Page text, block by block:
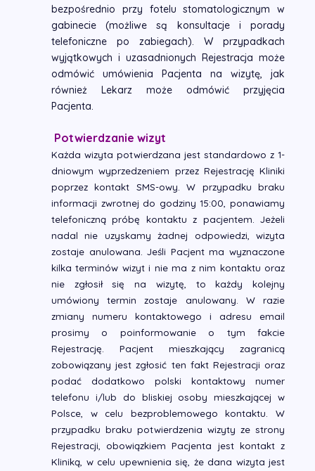
bezpośrednio przy fotelu stomatologicznym w
gabinecie (możliwe są konsultacje i porady
telefoniczne po zabiegach). W przypadkach
wyjątkowych i uzasadnionych Rejestracja może
odmówić umówienia Pacjenta na wizytę, jak
również Lekarz może odmówić przyjęcia
Pacjenta.
Potwierdzanie wizyt
Każda wizyta potwierdzana jest standardowo z 1-
dniowym wyprzedzeniem przez Rejestrację Kliniki
poprzez kontakt SMS-owy. W przypadku braku
informacji zwrotnej do godziny 15:00, ponawiamy
telefoniczną próbę kontaktuz pacjentem. Jeżeli
nadal nie uzyskamy żadnej odpowiedzi, wizyta
zostaje anulowana. Jeśli Pacjent ma wyznaczone
kilka terminów wizyt i nie ma z nim kontaktu oraz
nie zgłosił się na wizytę, to każdy kolejny
umówiony termin zostaje anulowany. W razie
zmiany numeru kontaktowego i adresu email
prosimy o poinformowanie o tym fakcie
Rejestrację. Pacjent mieszkający zagranicą
zobowiązany jest zgłosić ten fakt Rejestracji oraz
podać dodatkowo polski kontaktowy numer
telefonu i/lub do bliskiej osoby mieszkającej w
Polsce, w celu bezproblemowego kontaktu. W
przypadku braku potwierdzenia wizyty ze strony
Rejestracji, obowiązkiem Pacjenta jest kontakt z
Kliniką, w celu upewnienia się, że dana wizyta jest